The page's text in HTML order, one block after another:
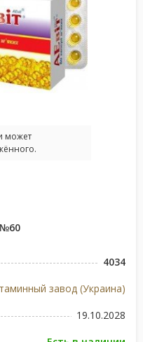
может
4034
завод (Украина)
19.10.2028